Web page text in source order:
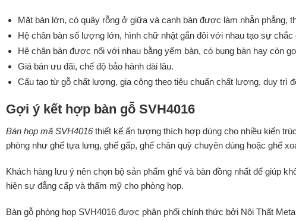
Mặt bàn lớn, có quây rỗng ở giữa và cạnh bàn được làm nhẵn phẳng,
Hệ chân bàn số lượng lớn, hình chữ nhật gắn đôi với nhau tạo sự chắc
Hệ chân bàn được nối với nhau bằng yếm bàn, có bụng bàn hay còn
Giá bán ưu đãi, chế độ bảo hành dài lâu.
Cấu tạo từ gỗ chất lượng, gia công theo tiêu chuẩn chất lượng, duy trì
Gợi ý kết hợp bàn gỗ SVH4016
Bàn họp mã SVH4016thiết kế ấn tượng thích hợp dùng cho nhiều kiến
phòng như ghế tựa lưng, ghế gấp, ghế chân quỳ chuyên dùng hoặc ghế
Khách hàng lưu ý nên chọn bộ sản phẩm ghế và bàn đồng nhất để giúp
hiện sự đẳng cấp và thẩm mỹ cho phòng họp.
Bàn gỗ phòng họp SVH4016 được phân phối chính thức bởi Nội Thất Meta